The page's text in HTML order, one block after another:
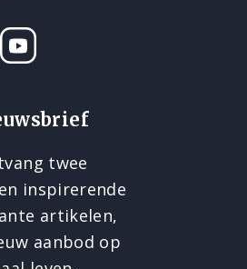
YouTube
twee
inspirerende
artikelen,
aanbod op